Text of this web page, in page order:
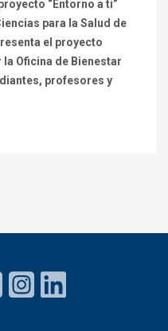
“Entorno a ti”
para la Salud de
el proyecto
la Oficina de Bienestar
profesores y